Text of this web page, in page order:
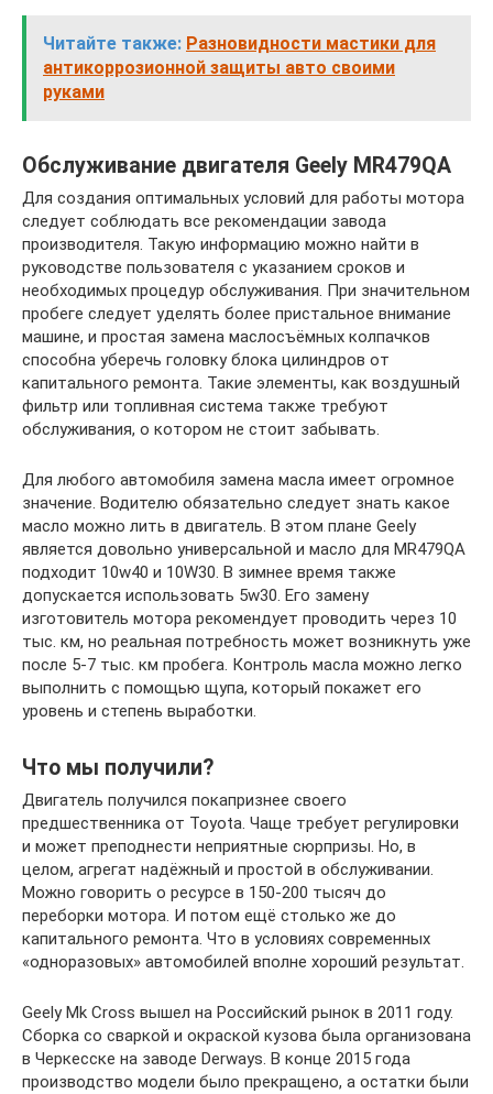
Читайте также: Разновидности мастики для
антикоррозионной защиты авто своими
руками
Обслуживание двигателя Geely MR479QA
Для создания оптимальных условий для работы мотора
следует соблюдать все рекомендации завода
производителя. Такую информацию можно найти в
руководстве пользователя с указанием сроков и
необходимых процедур обслуживания. При значительном
пробеге следует уделять более пристальное внимание
машине, и простая замена маслосъёмных колпачков
способна уберечь головку блока цилиндров от
капитального ремонта. Такие элементы, как воздушный
фильтр или топливная система также требуют
обслуживания, о котором не стоит забывать.
Для любого автомобиля замена масла имеет огромное
значение. Водителю обязательно следует знать какое
масло можно лить в двигатель. В этом плане Geely
является довольно универсальной и масло для MR479QA
подходит 10w40 и 10W30. В зимнее время также
допускается использовать 5w30. Его замену
изготовитель мотора рекомендует проводить через 10
тыс. км, но реальная потребность может возникнуть уже
после 5-7 тыс. км пробега. Контроль масла можно легко
выполнить с помощью щупа, который покажет его
уровень и степень выработки.
Что мы получили?
Двигатель получился покапризнее своего
предшественника от Toyota. Чаще требует регулировки
и может преподнести неприятные сюрпризы. Но, в
целом, агрегат надёжный и простой в обслуживании.
Можно говорить о ресурсе в 150-200 тысяч до
переборки мотора. И потом ещё столько же до
капитального ремонта. Что в условиях современных
«одноразовых» автомобилей вполне хороший результат.
Geely Mk Cross вышел на Российский рынок в 2011 году.
Сборка со сваркой и окраской кузова была организована
в Черкесске на заводе Derways. В конце 2015 года
производство модели было прекращено, а остатки были